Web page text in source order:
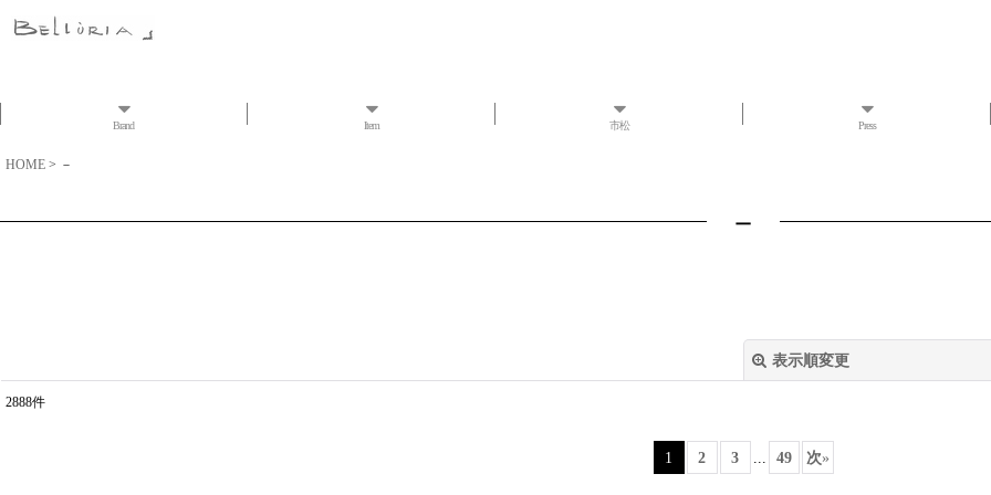
Brand Item 市松 Press
HOME > －
－
表示順変更
2888件
1 2 3 49 次»